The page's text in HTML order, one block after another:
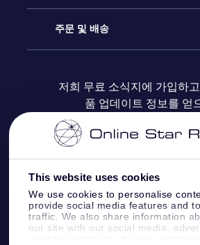
This website uses cookies
We use cookies to personalise
provide social media features and
traffic. We also share information
our site with our social media,
블로그
OSR 선물 팩
OSR 상품권
기업 선물
Star Register
맞춤 별 페이지
One Million Stars
Fly me to the stars VR 앱
주문 및 배송
결제 정보
배송 정보
환불 정책
별자리
저희 무료 소식지에 가입하
품 업데이트 정보를 얻